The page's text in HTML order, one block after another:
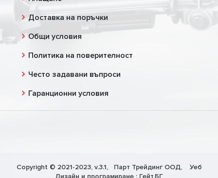
Доставка на поръчки
Общи условия
Политика на поверителност
Често задавани въпроси
Гаранционни условия
Copyright © 2021-2023, v.3.1, Парт Трейдинг ООД, Уеб